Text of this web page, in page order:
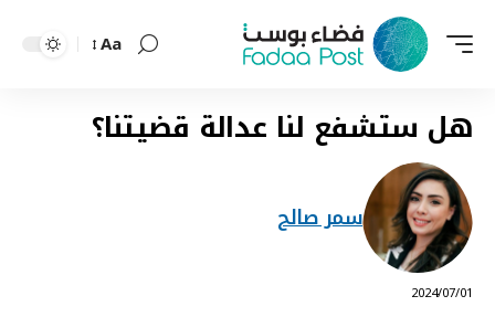
Font
Aa
هل ستشفع لنا عدالة قضيتنا؟
⠀ 2024/07/01
سمر صالح